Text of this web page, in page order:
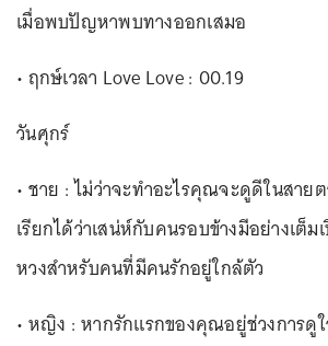
เมื่อพบปัญหาพบทางออกเสมอ
• ฤกษ์เวลา Love Love : 00.19
วันศุกร์
• ชาย : ไม่ว่าจะทำอะไรคุณจะดูดีในสาย
เรียกได้ว่าเสน่ห์กับคนรอบข้างมีอย่างเต็ม
หวงสำหรับคนที่มีคนรักอยู่ใกล้ตัว
• หญิง : หากรักแรกของคุณอยู่ช่วงการดูใ